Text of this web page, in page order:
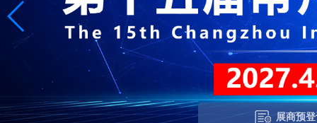
展商预